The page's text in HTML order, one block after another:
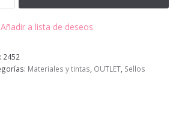
Añadir a lista de deseos
2452
Materiales y tintas OUTLET, Sellos